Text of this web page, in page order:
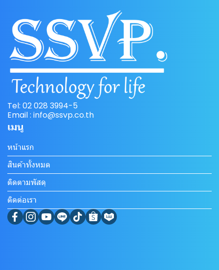
Tel: 02 028 3994-5
Email : info@ssvp.co.th
เมนู
หน้าแรก
สินค้าทั้งหมด
ติดตามพัสดุ
ติดต่อเรา